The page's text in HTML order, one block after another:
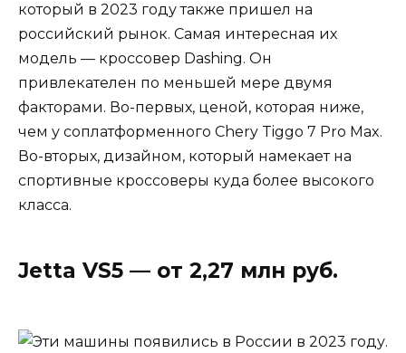
который в 2023 году также пришел на
российский рынок. Самая интересная их
модель — кроссовер Dashing. Он
привлекателен по меньшей мере двумя
факторами. Во-первых, ценой, которая ниже,
чем у соплатформенного Chery Tiggo 7 Pro Max.
Во-вторых, дизайном, который намекает на
спортивные кроссоверы куда более высокого
класса.
Jetta VS5 — от 2,27 млн руб.